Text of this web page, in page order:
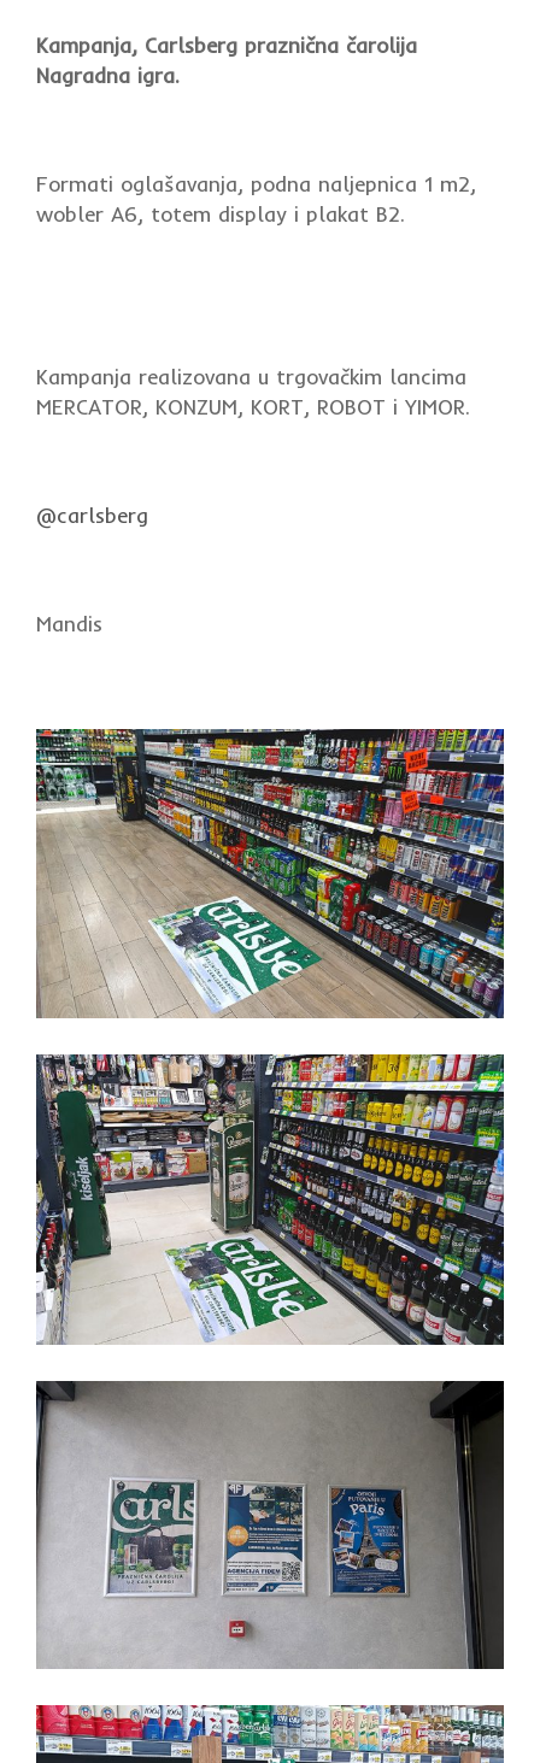
Kampanja, Carlsberg praznična čarolija
Nagradna igra.
Formati oglašavanja, podna naljepnica 1 m2,
wobler A6, totem display i plakat B2.
Kampanja realizovana u trgovačkim lancima
MERCATOR, KONZUM, KORT, ROBOT i YIMOR.
@carlsberg
Mandis